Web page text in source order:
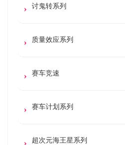
讨鬼转系列
质量效应系列
赛车竞速
赛车计划系列
超次元海王星系列